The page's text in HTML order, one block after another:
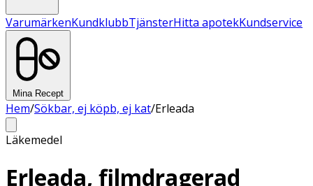
VarumärkenKundklubbTjänsterHitta apotekKundservice
Mina Recept
Hem/Sökbar, ej köpb, ej kat/Erleada
Läkemedel
Erleada, filmdragerad